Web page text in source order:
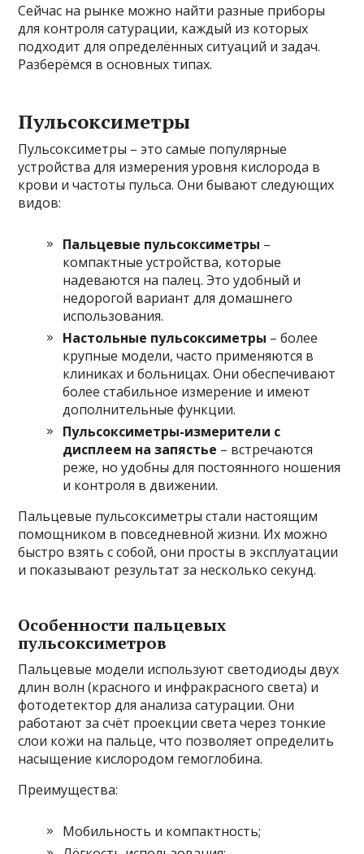
Сейчас на рынке можно найти разные приборы
для контроля сатурации, каждый из которых
подходит для определённых ситуаций и задач.
Разберёмся в основных типах.
Пульсоксиметры
Пульсоксиметры – это самые популярные
устройства для измерения уровня кислорода в
крови и частоты пульса. Они бывают следующих
видов:
Пальцевые пульсоксиметры –
компактные устройства, которые
надеваются на палец. Это удобный и
недорогой вариант для домашнего
использования.
Настольные пульсоксиметры – более
крупные модели, часто применяются в
клиниках и больницах. Они обеспечивают
более стабильное измерение и имеют
дополнительные функции.
Пульсоксиметры-измерители с
дисплеем на запястье – встречаются
реже, но удобны для постоянного ношения
и контроля в движении.
Пальцевые пульсоксиметры стали настоящим
помощником в повседневной жизни. Их можно
быстро взять с собой, они просты в эксплуатации
и показывают результат за несколько секунд.
Особенности пальцевых
пульсоксиметров
Пальцевые модели используют светодиоды двух
длин волн (красного и инфракрасного света) и
фотодетектор для анализа сатурации. Они
работают за счёт проекции света через тонкие
слои кожи на пальце, что позволяет определить
насыщение кислородом гемоглобина.
Преимущества:
Мобильность и компактность;